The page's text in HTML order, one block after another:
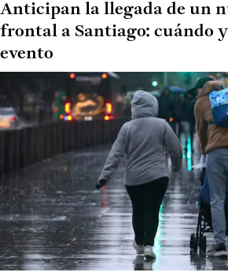
Anticipan la llegada de un
frontal a Santiago: cuándo
evento